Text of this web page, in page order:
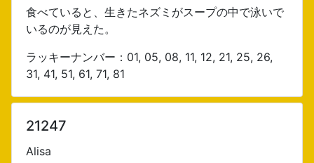
食べていると、生きたネズミがスープの中で泳いで
いるのが見えた。
ラッキーナンバー：01, 05, 08, 11, 12, 21, 25, 26,
31, 41, 51, 61, 71, 81
21247
Alisa